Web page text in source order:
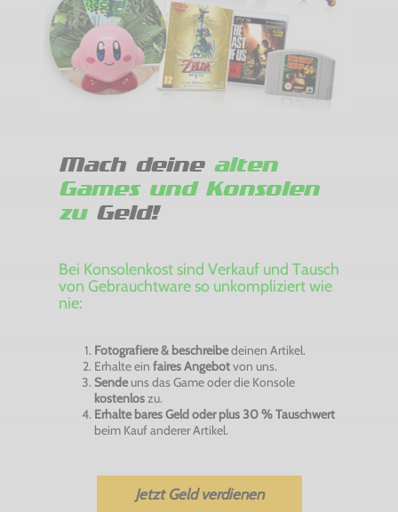
Mach deine alten
Games und Konsolen
zuGeld!
Bei Konsolenkost sind Verkauf und Tausch
von Gebrauchtware so unkompliziert wie
nie:
Fotografiere & beschreibedeinen Artikel.
Erhalte ein faires Angebotvon uns.
Sendeuns das Game oder die Konsole
kostenloszu.
Erhalte bares Geld oder plus 30 % Tauschwert
beim Kauf anderer Artikel.
Jetzt Geld verdienen